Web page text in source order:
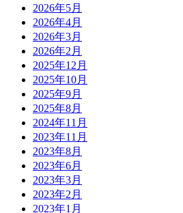
2026年5月
2026年4月
2026年3月
2026年2月
2025年12月
2025年10月
2025年9月
2025年8月
2024年11月
2023年11月
2023年8月
2023年6月
2023年3月
2023年2月
2023年1月